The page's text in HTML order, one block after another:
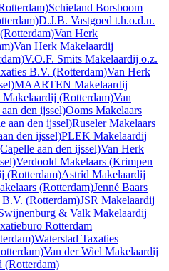
Schieland Borsboom
D.J.B. Vastgoed t.h.o.d.n.
(Rotterdam)Van Herk
Van Herk Makelaardij
V.O.F. Smits Makelaardij o.z.
B.V. (Rotterdam)Van Herk
MAARTEN Makelaardij
(Rotterdam)Van
den ijssel)Ooms Makelaars
aan den ijssel)Ruseler Makelaars
den ijssel)PLEK Makelaardij
aan den ijssel)Van Herk
Verdoold Makelaars (Krimpen
(Rotterdam)Astrid Makelaardij
(Rotterdam)Jenné Baars
B.V. (Rotterdam)JSR Makelaardij
& Valk Makelaardij
Rotterdam
Waterstad Taxaties
Van der Wiel Makelaardij
(Rotterdam)